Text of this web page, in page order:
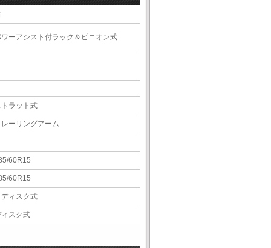
ーアシスト付ラック＆ピニオン式
ラット式
ーリングアーム
60R15
60R15
ィスク式
スク式